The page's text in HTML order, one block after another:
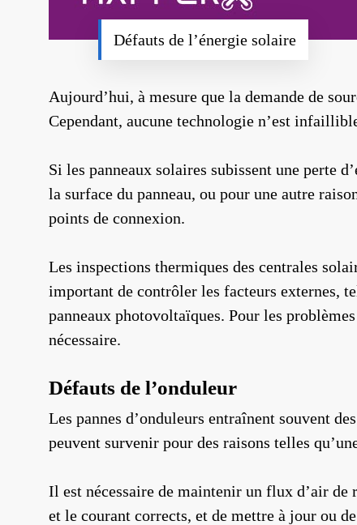
Défauts de l’énergie solaire
Aujourd’hui, à mesure que la demande de
Cependant, aucune technologie n’est
Si les panneaux solaires subissent une perte
la surface du panneau, ou pour une autre
points de connexion.
Les inspections thermiques des centrales
important de contrôler les facteurs externes,
panneaux photovoltaïques. Pour les
nécessaire.
Défauts de l’onduleur
Les pannes d’onduleurs entraînent souvent
peuvent survenir pour des raisons telles
Il est nécessaire de maintenir un flux d’air
et le courant corrects, et de mettre à jour ou